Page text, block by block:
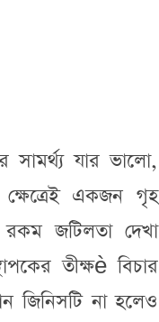
সামর্থ্য যার ভালো,
ক্ষেত্রেই একজন গৃহ
রকম জটিলতা দেখা
তীক্ষè বিচার
জিনিসটি না হলেও